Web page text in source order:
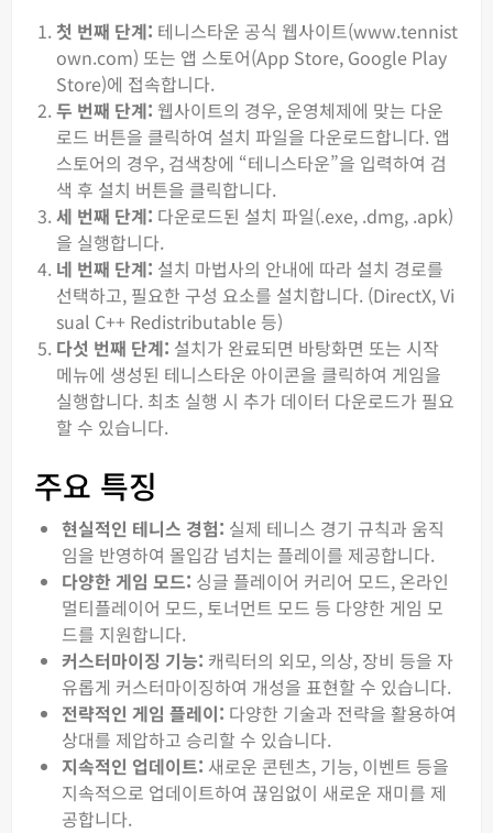
첫 번째 단계: 테니스타운 공식 웹사이트(www.tennist
own.com) 또는 앱 스토어(App Store, Google Play
Store)에 접속합니다.
두 번째 단계: 웹사이트의 경우, 운영체제에 맞는 다운
로드 버튼을 클릭하여 설치 파일을 다운로드합니다. 앱
스토어의 경우, 검색창에 “테니스타운”을 입력하여 검
색 후 설치 버튼을 클릭합니다.
세 번째 단계: 다운로드된 설치 파일(.exe, .dmg, .apk)
을 실행합니다.
네 번째 단계: 설치 마법사의 안내에 따라 설치 경로를
선택하고, 필요한 구성 요소를 설치합니다. (DirectX, Vi
sual C++ Redistributable 등)
다섯 번째 단계: 설치가 완료되면 바탕화면 또는 시작
메뉴에 생성된 테니스타운 아이콘을 클릭하여 게임을
실행합니다. 최초 실행 시 추가 데이터 다운로드가 필요
할 수 있습니다.
주요 특징
현실적인 테니스 경험: 실제 테니스 경기 규칙과 움직
임을 반영하여 몰입감 넘치는 플레이를 제공합니다.
다양한 게임 모드: 싱글 플레이어 커리어 모드, 온라인
멀티플레이어 모드, 토너먼트 모드 등 다양한 게임 모
드를 지원합니다.
커스터마이징 기능: 캐릭터의 외모, 의상, 장비 등을 자
유롭게 커스터마이징하여 개성을 표현할 수 있습니다.
전략적인 게임 플레이: 다양한 기술과 전략을 활용하여
상대를 제압하고 승리할 수 있습니다.
지속적인 업데이트: 새로운 콘텐츠, 기능, 이벤트 등을
지속적으로 업데이트하여 끊임없이 새로운 재미를 제
공합니다.